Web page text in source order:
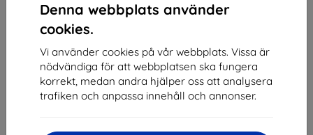
Denna webbplats använder
cookies.
Vi använder cookies på vår webbplats. Vissa är
nödvändiga för att webbplatsen ska fungera
korrekt, medan andra hjälper oss att analysera
trafiken och anpassa innehåll och annonser.
Kontakt
info@top4mobile.eu
Skriv till oss